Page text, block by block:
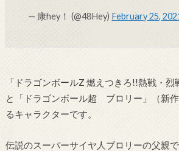
— 康hey！ (@48Hey) February 25,
「ドラゴンボールZ 燃えつきろ!!熱戦・烈
と「ドラゴンボール超 ブロリー」（新
るキャラクターです。
伝説のスーパーサイヤ人ブロリーの父親